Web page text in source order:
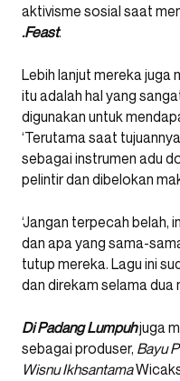
aktivisme sosial saat
.Feast.
Lebih lanjut mereka juga
itu adalah hal yang
digunakan untuk
‘Terutama saat
sebagai instrumen adu
pelintir dan dibelokan
‘Jangan terpecah belah,
dan apa yang sama-
tutup mereka. Lagu ini
dan direkam selama dua
Di Padang Lumpuhjuga
sebagai produser, Bayu
Wisnu Ikhsantama